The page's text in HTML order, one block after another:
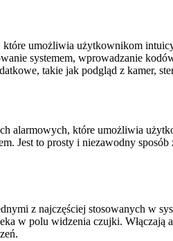
umożliwia użytkownikom
systemem, wprowadzanie
takie jak podgląd z kamer,
alarmowych, które umożliwia
Jest to prosty i niezawodny sposób
z najczęściej stosowanych w
w polu widzenia czujki.